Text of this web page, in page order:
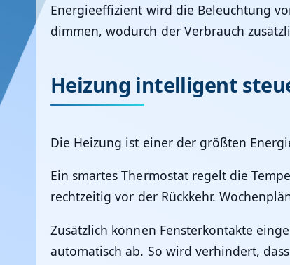
Energieeffizient wird die Beleuchtung
dimmen, wodurch der Verbrauch
Heizung intelligent
Die Heizung ist einer der größten
Ein smartes Thermostat regelt die
rechtzeitig vor der Rückkehr.
Zusätzlich können Fensterkontakte
automatisch ab. So wird verhindert,